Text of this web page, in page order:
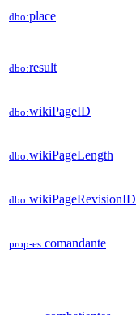
dbo:place
dbo:result
dbo:wikiPageID
dbo:wikiPageLength
dbo:wikiPageRevisionID
prop-es:comandante